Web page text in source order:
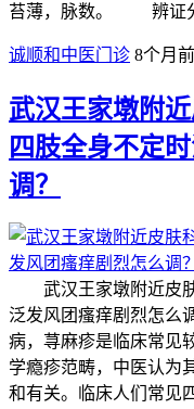
苔薄，脉数。 辨证
诚顺和中医门诊 8个月
武汉王家墩附
四肢全身不定
调？
武汉王家墩附近皮肤
泛发风团瘙痒剧烈怎么
病，荨麻疹是临床常见
学瘾疹范畴，中医认为
和有关。临床人们常见